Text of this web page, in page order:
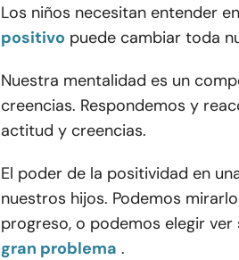
Los niños necesitan entender
positivo puede cambiar toda
Nuestra mentalidad es un
creencias. Respondemos y
actitud y creencias.
El poder de la positividad en
nuestros hijos. Podemos
progreso, o podemos elegir ver
gran problema .